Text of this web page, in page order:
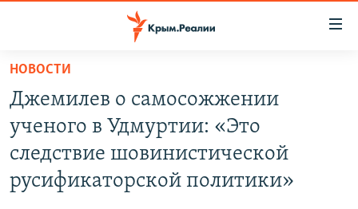
Вернуться
основному
содержанию
Вернутся
главной
СПЕЦПРОЕКТЫ
КАРТА ВОЕННЫХ ОБЪЕКТОВ КРЫМА
ИСТОРИЯ
НОВОСТИ
Джемилев о самосожжении
ученого в Удмуртии: «Это
следствие шовинистической
русификаторской политики»